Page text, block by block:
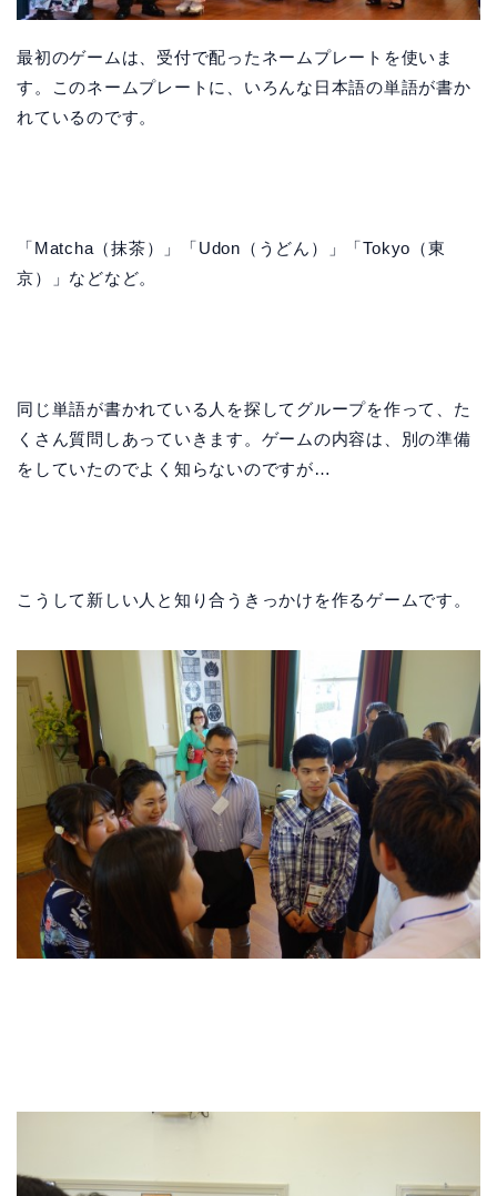
最初のゲームは、受付で配ったネームプレートを使いま
す。このネームプレートに、いろんな日本語の単語が書か
れているのです。
「Matcha（抹茶）」「Udon（うどん）」「Tokyo（東
京）」などなど。
同じ単語が書かれている人を探してグループを作って、た
くさん質問しあっていきます。ゲームの内容は、別の準備
をしていたのでよく知らないのですが…
こうして新しい人と知り合うきっかけを作るゲームです。